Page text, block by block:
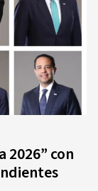
2026” con